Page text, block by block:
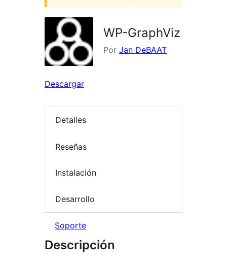
WP-GraphViz
Por Jan DeBAAT
Descargar
Detalles
Reseñas
Instalación
Desarrollo
Soporte
Descripción